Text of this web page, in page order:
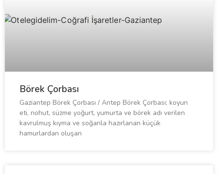
Börek Çorbası
Gaziantep Börek Çorbası / Antep Börek Çorbası; koyun
eti, nohut, süzme yoğurt, yumurta ve börek adı verilen
kavrulmuş kıyma ve soğanla hazırlanan küçük
hamurlardan oluşan